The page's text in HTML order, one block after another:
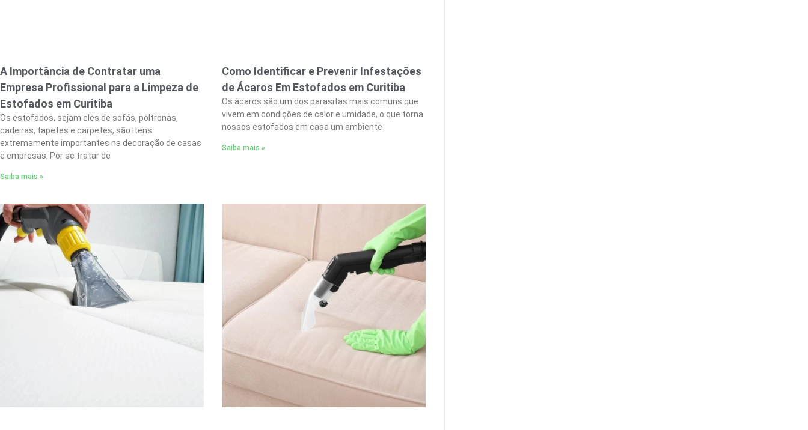
A Importância de Contratar uma
Empresa Profissional para a Limpeza de
Estofados em Curitiba
Os estofados, sejam eles de sofás, poltronas,
cadeiras, tapetes e carpetes, são itens
extremamente importantes na decoração de casas
e empresas. Por se tratar de
Saiba mais »
Como Identificar e Prevenir Infestações
de Ácaros Em Estofados em Curitiba
Os ácaros são um dos parasitas mais comuns que
vivem em condições de calor e umidade, o que torna
nossos estofados em casa um ambiente
Saiba mais »